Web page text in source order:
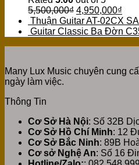
5,500,000₫ 4,950,000₫
Thuận Guitar AT-02CX
Guitar Classic Ba Đờn
Many Lux Music chuyên cung
ngày làm việc.
Thông Tin
Cơ Sở Hà Nội: Số 32B
Cơ Sở Hồ Chí Minh: 12
Cơ Sở Bắc Ninh: 89B
Cơ sở Nghệ An: Số 16